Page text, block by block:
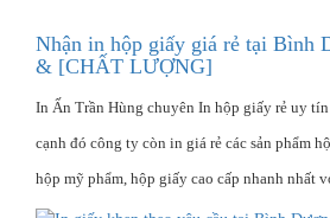
Nhận in hộp giấy giá rẻ tại Bình
& [CHẤT LƯỢNG]
In Ấn Trần Hùng chuyên In hộp giấy rẻ uy
cạnh đó công ty còn in giá rẻ các sản phẩm
hộp mỹ phẩm, hộp giấy cao cấp nhanh nhất